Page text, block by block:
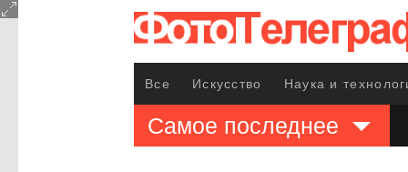
Все Искусство Наука и
Самое последнее